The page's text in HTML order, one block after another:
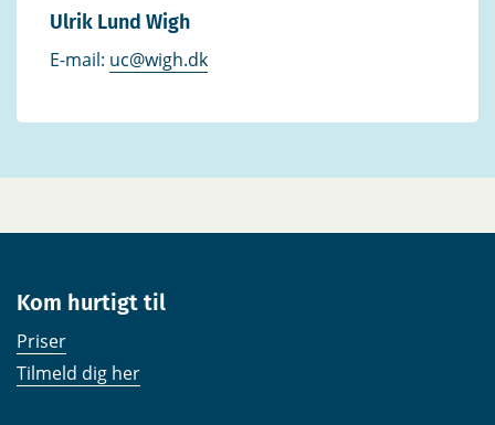
Ulrik Lund Wigh
E-mail: uc@wigh.dk
Kom hurtigt til
Priser
Tilmeld dig her